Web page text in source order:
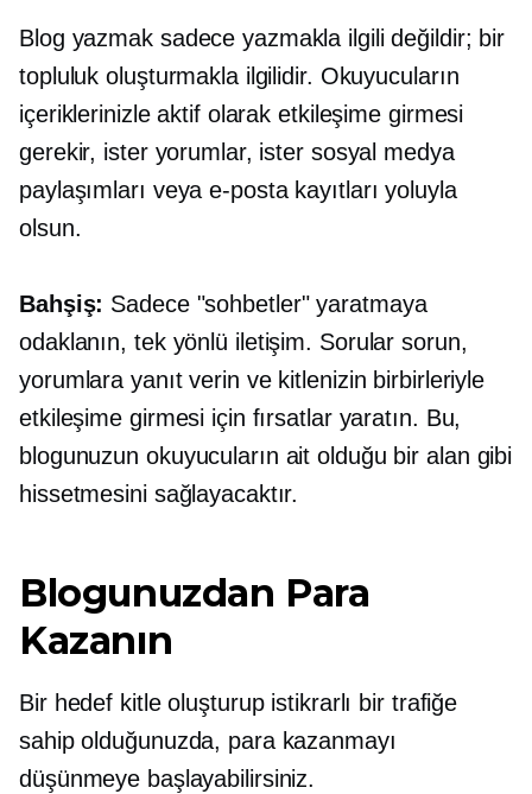
Blog yazmak sadece yazmakla ilgili değildir; bir
topluluk oluşturmakla ilgilidir. Okuyucuların
içeriklerinizle aktif olarak etkileşime girmesi
gerekir, ister yorumlar, ister sosyal medya
paylaşımları veya e-posta kayıtları yoluyla
olsun.
Bahşiş: Sadece "sohbetler" yaratmaya
odaklanın, tek yönlü iletişim. Sorular sorun,
yorumlara yanıt verin ve kitlenizin birbirleriyle
etkileşime girmesi için fırsatlar yaratın. Bu,
blogunuzun okuyucuların ait olduğu bir alan gibi
hissetmesini sağlayacaktır.
Blogunuzdan Para
Kazanın
Bir hedef kitle oluşturup istikrarlı bir trafiğe
sahip olduğunuzda, para kazanmayı
düşünmeye başlayabilirsiniz.